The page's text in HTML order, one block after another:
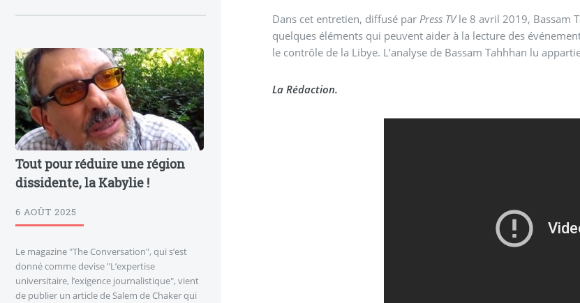
Dans cet entretien, diffusé par Press TVle 8 avril 2019, Bassam
quelques éléments qui peuvent aider à la lecture des
le contrôle de la Libye. L’analyse de Bassam Tahhhan lu
La Rédaction.
Tout pour réduire une région
dissidente, la Kabylie !
6 AOÛT 2025
Le magazine "The Conversation", qui s’est
donné comme devise "L’expertise
universitaire, l’exigence journalistique", vient
de publier un article de Salem de Chaker qui